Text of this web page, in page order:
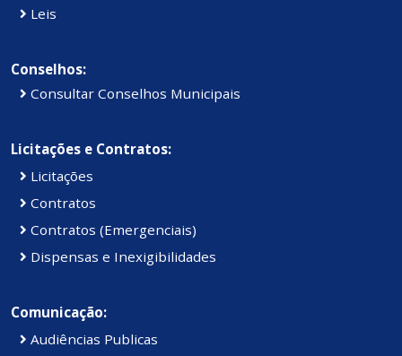
Leis
Conselhos:
Consultar Conselhos Municipais
Licitações e Contratos:
Licitações
Contratos
Contratos (Emergenciais)
Dispensas e Inexigibilidades
Comunicação:
Audiências Publicas